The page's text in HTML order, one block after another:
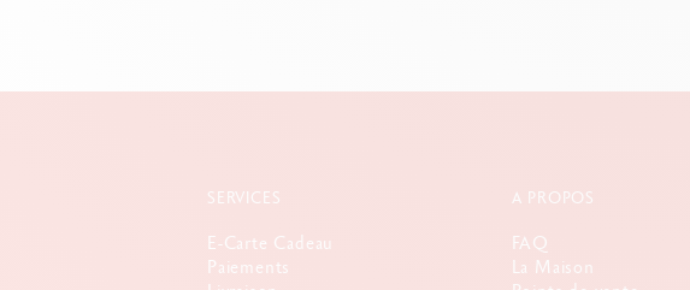
SERVICES
E-Carte Cadeau
Paiements
A PROPOS
FAQ
La Maison